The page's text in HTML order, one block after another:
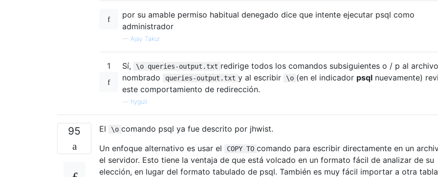
por su amable permiso habitual denegado dice que intente ejecutar psql como
administrador
— Ajay Takur
1 Sí, \o queries-output.txt redirige todos los comandos subsiguientes o / p al archivo
nombrado
queries-output.txt y al escribir \o (en el indicador psql nuevamente)
este comportamiento de redirección.
hygull
95 El \o comando psql ya fue descrito por jhwist.
Un enfoque alternativo es usar el
COPY TO comando para escribir directamente en un
el servidor. Esto tiene la ventaja de que está volcado en un formato fácil de analizar de su
elección, en lugar del formato tabulado de psql. También es muy fácil importar a otra